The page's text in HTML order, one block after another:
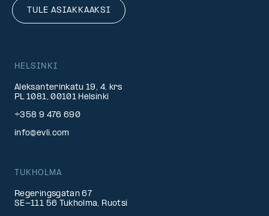
TULE ASIAKKAAKSI
HELSINKI
Aleksanterinkatu 19, 4. krs
PL 1081, 00101 Helsinki
+358 9 476 690
info@evli.com
TUKHOLMA
Regeringsgatan 67
SE-111 56 Tukholma, Ruotsi